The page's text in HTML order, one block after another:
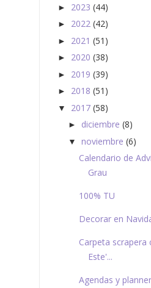
► 2023 (44)
► 2022 (42)
► 2021 (51)
► 2020 (38)
► 2019 (39)
► 2018 (51)
▼ 2017 (58)
► diciembre (8)
▼ noviembre (6)
Calendario de
Grau
100% TU
Decorar en
Carpeta scrapera
Este'...
Agendas y